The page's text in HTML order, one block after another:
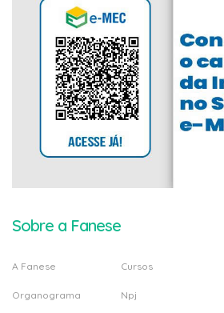
Sobre a Fanese
A Fanese
Organograma
Cursos
Npj